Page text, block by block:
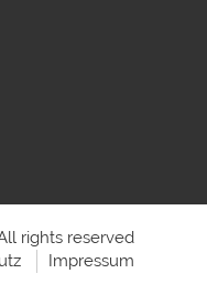
rights reserved
Impressum